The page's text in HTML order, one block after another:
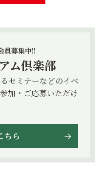
員募集中!!
ム倶楽部
セミナーなどのイベ
加・ご応募いただけ
ちら